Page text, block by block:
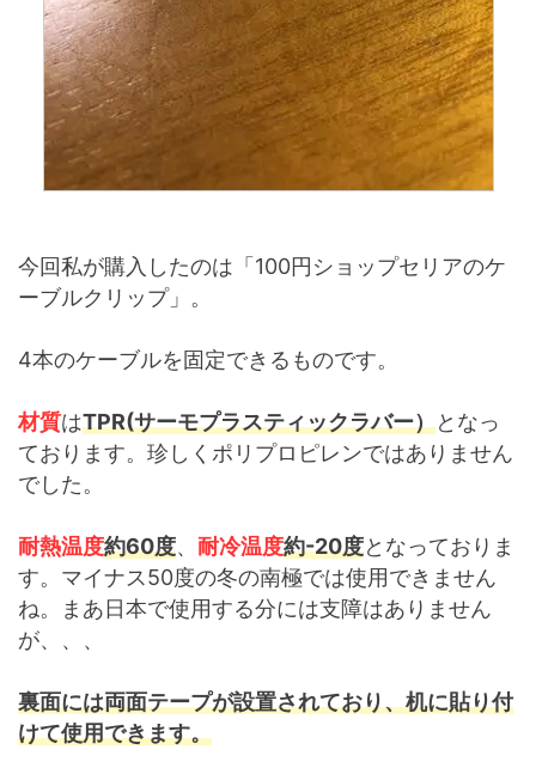
今回私が購入したのは「100円ショップセリアのケ
ーブルクリップ」。
4本のケーブルを固定できるものです。
材質はTPR(サーモプラスティックラバー）となっ
ております。珍しくポリプロピレンではありません
でした。
耐熱温度約60度、 耐冷温度約-20度となっておりま
す。マイナス50度の冬の南極では使用できません
ね。まあ日本で使用する分には支障はありません
が、、、
裏面には両面テープが設置されており、机に貼り付
けて使用できます。